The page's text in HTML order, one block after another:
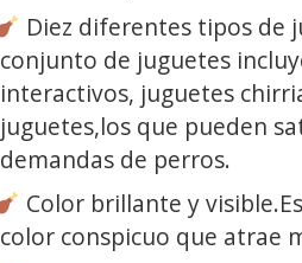
Diez diferentes tipos de
conjunto de juguetes
interactivos, juguetes
juguetes,los que pueden
demandas de perros.
Color brillante y
color conspicuo que atrae